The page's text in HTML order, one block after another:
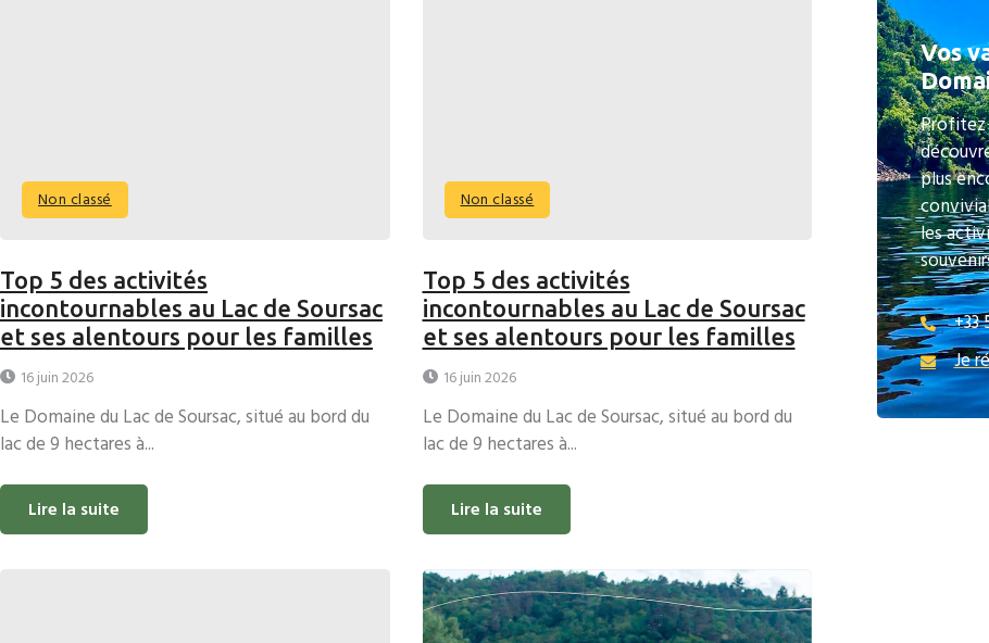
Non classé
Top 5 des activités
incontournables au Lac de Soursac
et ses alentours pour les familles
16 juin 2026
Le Domaine du Lac de Soursac, situé au bord du
lac de 9 hectares à...
Lire la suite
Non classé
Top 5 des activités
incontournables au Lac de Soursac
et ses alentours pour les familles
16 juin 2026
Le Domaine du Lac de Soursac, situé au bord du
lac de 9 hectares à...
Lire la suite
Vos
Profitez
plus
les
+33
Je